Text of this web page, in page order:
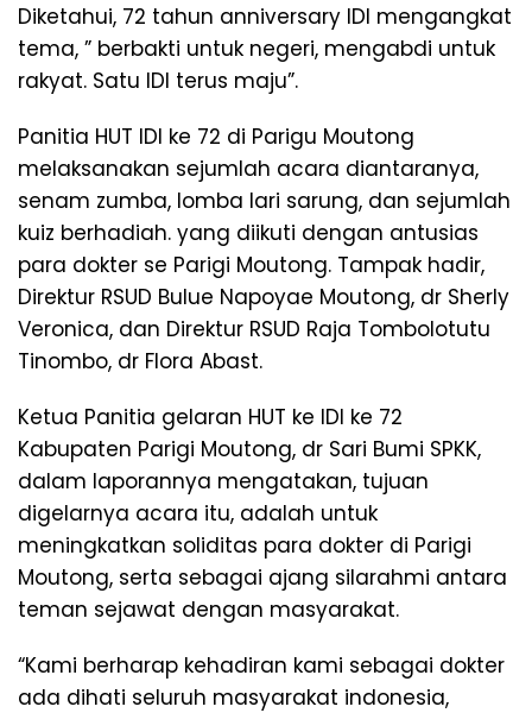
Diketahui, 72 tahun anniversary IDI mengangkat
tema, ” berbakti untuk negeri, mengabdi untuk
rakyat. Satu IDI terus maju”.
Panitia HUT IDI ke 72 di Parigu Moutong
melaksanakan sejumlah acara diantaranya,
senam zumba, lomba lari sarung, dan sejumlah
kuiz berhadiah. yang diikuti dengan antusias
para dokter se Parigi Moutong. Tampak hadir,
Direktur RSUD Bulue Napoyae Moutong, dr Sherly
Veronica, dan Direktur RSUD Raja Tombolotutu
Tinombo, dr Flora Abast.
Ketua Panitia gelaran HUT ke IDI ke 72
Kabupaten Parigi Moutong, dr Sari Bumi SPKK,
dalam laporannya mengatakan, tujuan
digelarnya acara itu, adalah untuk
meningkatkan soliditas para dokter di Parigi
Moutong, serta sebagai ajang silarahmi antara
teman sejawat dengan masyarakat.
“Kami berharap kehadiran kami sebagai dokter
ada dihati seluruh masyarakat indonesia,